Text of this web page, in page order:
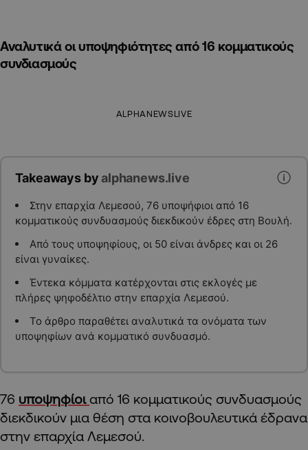
Αναλυτικά οι υποψηφιότητες από 16 κομματικούς
συνδιασμούς
ALPHANEWSLIVE
Takeaways byalphanews.live
Στην επαρχία Λεμεσού, 76 υποψήφιοι από 16
κομματικούς συνδυασμούς διεκδικούν έδρες στη Βουλή.
Από τους υποψηφίους, οι 50 είναι άνδρες και οι 26
είναι γυναίκες.
Έντεκα κόμματα κατέρχονται στις εκλογές με
πλήρες ψηφοδέλτιο στην επαρχία Λεμεσού.
Το άρθρο παραθέτει αναλυτικά τα ονόματα των
υποψηφίων ανά κομματικό συνδυασμό.
76 υποψηφίοι από 16 κομματικούς συνδυασμούς
διεκδικούν μια θέση στα κοινοβουλευτικά έδρανα
στην επαρχία Λεμεσού.